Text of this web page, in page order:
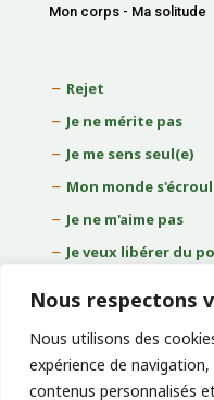
Nous respectons
Nous utilisons des
expérience de
contenus personnalisés
Mon corps - Ma solitude
Rejet
Je ne mérite pas
Je me sens seul(e)
Mon monde
Je ne m'aime pas
Je veux libérer du